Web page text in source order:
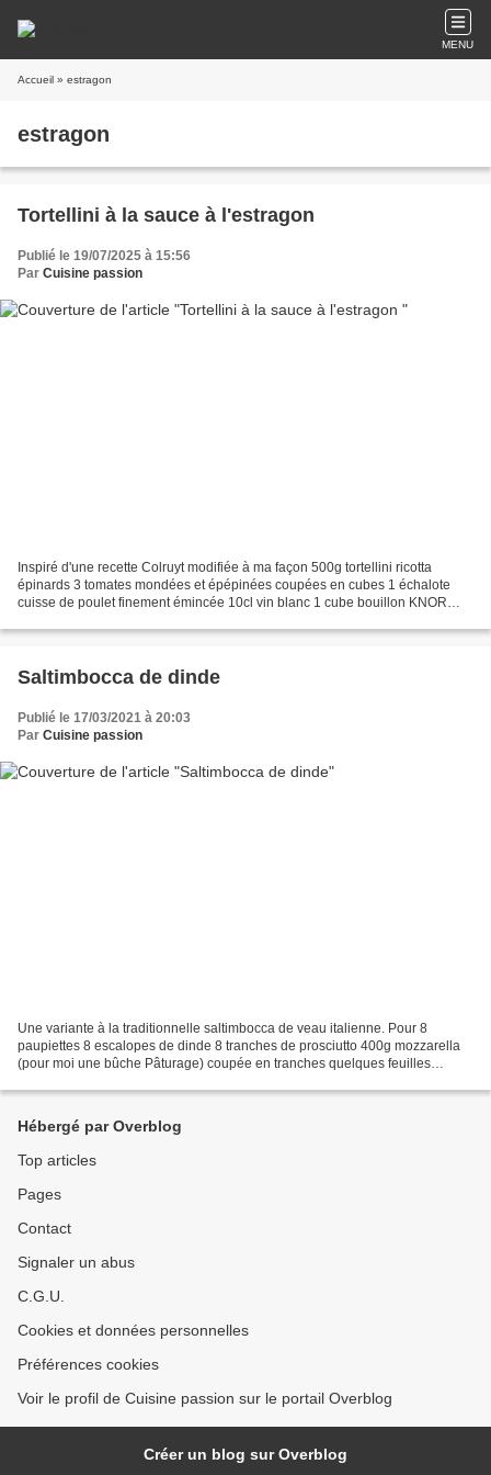
MENU
Accueil » estragon
estragon
Tortellini à la sauce à l'estragon
Publié le 19/07/2025 à 15:56
Par Cuisine passion
Inspiré d'une recette Colruyt modifiée à ma façon 500g tortellini ricotta
épinards 3 tomates mondées et épépinées coupées en cubes 1 échalote
cuisse de poulet finement émincée 10cl vin blanc 1 cube bouillon KNOR
Saltimbocca de dinde
Publié le 17/03/2021 à 20:03
Par Cuisine passion
Une variante à la traditionnelle saltimbocca de veau italienne. Pour 8
paupiettes 8 escalopes de dinde 8 tranches de prosciutto 400g mozzarella
(pour moi une bûche Pâturage) coupée en tranches quelques feuilles
Hébergé par Overblog
Top articles
Pages
Contact
Signaler un abus
C.G.U.
Cookies et données personnelles
Préférences cookies
Voir le profil de Cuisine passion sur le portail Overblog
Créer un blog sur Overblog